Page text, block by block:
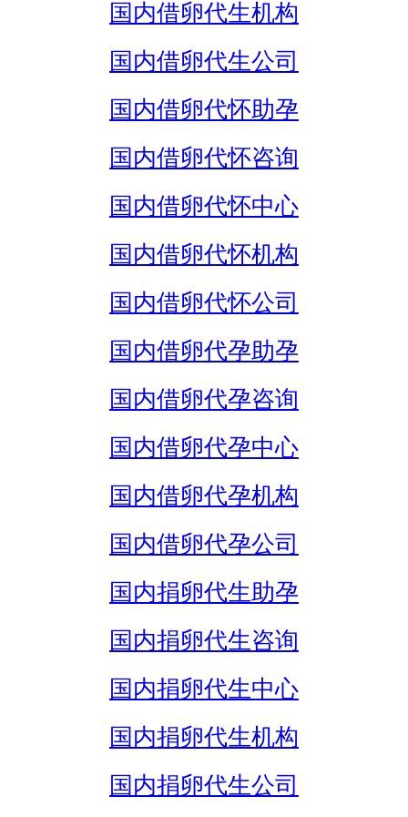
国内借卵代生机构
国内借卵代生公司
国内借卵代怀助孕
国内借卵代怀咨询
国内借卵代怀中心
国内借卵代怀机构
国内借卵代怀公司
国内借卵代孕助孕
国内借卵代孕咨询
国内借卵代孕中心
国内借卵代孕机构
国内借卵代孕公司
国内捐卵代生助孕
国内捐卵代生咨询
国内捐卵代生中心
国内捐卵代生机构
国内捐卵代生公司